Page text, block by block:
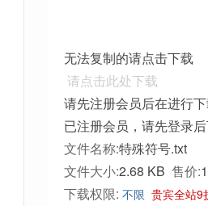
无法复制的请点击下载
请点击此处下载
请先注册会员后在进行
已注册会员，请先登录
文件名称:特殊符号.txt
文件大小:2.68 KB 售价:
下载权限: 不限 贵宾全站9